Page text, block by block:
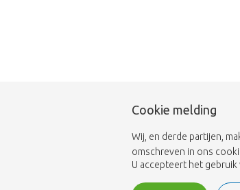
Cookie melding
Wij, en derde partijen,
omschreven in ons
U accepteert het